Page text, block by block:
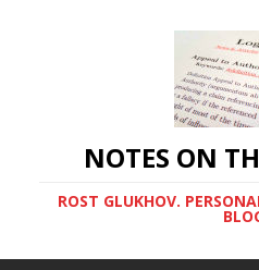
NOTES ON
ROST GLUKHOV.